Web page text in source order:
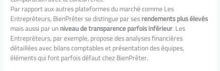
Par rapport aux autres plateformes du marché comme Les
Entreprêteurs, BienPrêter se distingue par sesrendements plus élevés
mais aussi par unniveau de transparence parfois inférieur. Les
Entreprêteurs, par exemple, propose des analyses financières
détaillées avec bilans comptables et présentation des équipes,
éléments qui font parfois défaut chez BienPrêter.